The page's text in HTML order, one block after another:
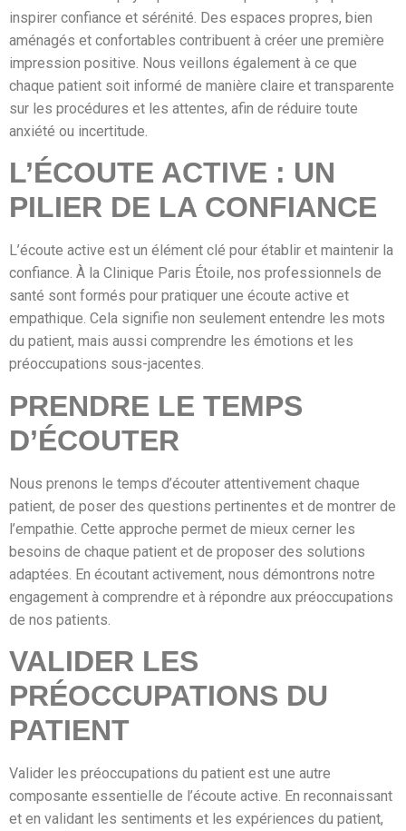
inspirer confiance et sérénité. Des espaces propres, bien
aménagés et confortables contribuent à créer une première
impression positive. Nous veillons également à ce que
chaque patient soit informé de manière claire et transparente
sur les procédures et les attentes, afin de réduire toute
anxiété ou incertitude.
L’ÉCOUTE ACTIVE : UN
PILIER DE LA CONFIANCE
L’écoute active est un élément clé pour établir et maintenir la
confiance. À la Clinique Paris Étoile, nos professionnels de
santé sont formés pour pratiquer une écoute active et
empathique. Cela signifie non seulement entendre les mots
du patient, mais aussi comprendre les émotions et les
préoccupations sous-jacentes.
PRENDRE LE TEMPS
D’ÉCOUTER
Nous prenons le temps d’écouter attentivement chaque
patient, de poser des questions pertinentes et de montrer de
l’empathie. Cette approche permet de mieux cerner les
besoins de chaque patient et de proposer des solutions
adaptées. En écoutant activement, nous démontrons notre
engagement à comprendre et à répondre aux préoccupations
de nos patients.
VALIDER LES
PRÉOCCUPATIONS DU
PATIENT
Valider les préoccupations du patient est une autre
composante essentielle de l’écoute active. En reconnaissant
et en validant les sentiments et les expériences du patient,